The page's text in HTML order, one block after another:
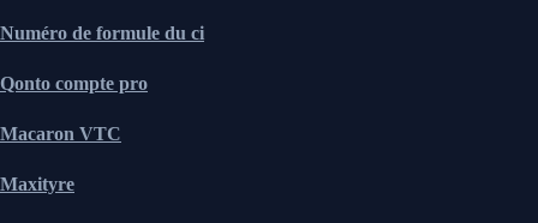
Numéro de formule du ci
Qonto compte pro
Macaron VTC
Maxityre